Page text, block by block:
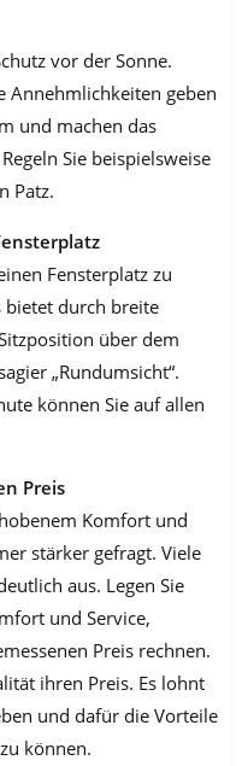
vor der Sonne.
Annehmlichkeiten geben
und machen das
Sie beispielsweise
Patz.
Fensterplatz zu
bietet durch breite
über dem
„Rundumsicht“.
können Sie auf allen
Preis
Komfort und
stärker gefragt. Viele
aus. Legen Sie
und Service,
Preis rechnen.
ihren Preis. Es lohnt
und dafür die Vorteile
können.